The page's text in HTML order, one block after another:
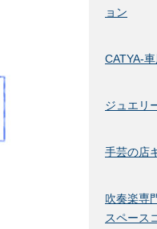
ョン
CATYA-
ジュエリ
手芸の店
吹奏楽専
スペース